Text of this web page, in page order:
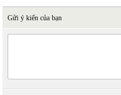
Gửi ý kiến của bạn